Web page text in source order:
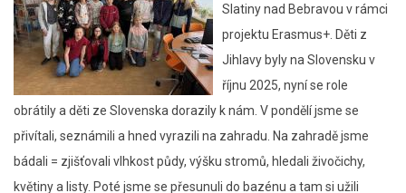
Slatiny nad Bebravou v rámci
projektu Erasmus+. Děti z
Jihlavy byly na Slovensku v
říjnu 2025, nyní se role
obrátily a děti ze Slovenska dorazily k nám. V pondělí jsme se
přivítali, seznámili a hned vyrazili na zahradu. Na zahradě jsme
bádali = zjišťovali vlhkost půdy, výšku stromů, hledali živočichy,
květiny a listy. Poté jsme se přesunuli do bazénu a tam si užili